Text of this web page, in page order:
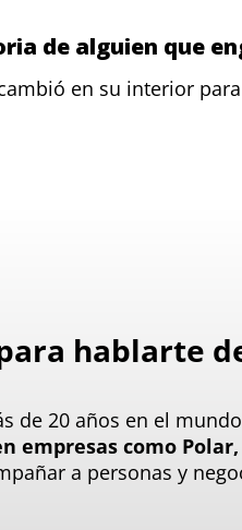
de alguien que
en su interior
hablarte
de 20 años en el
empresas como Polar,
a personas y